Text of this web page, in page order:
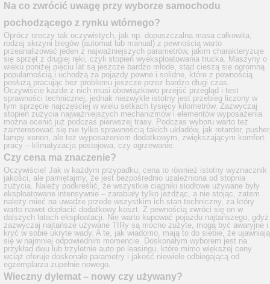
Na co zwrócić uwagę przy wyborze samochodu
pochodzącego z rynku wtórnego?
Oprócz rzeczy tak oczywistych, jak np. dopuszczalna masa całkowita,
rodzaj skrzyni biegów (automat lub manual) z pewnością warto
przeanalizować jeden z najważniejszych parametrów, jakim charakteryzuje
się sprzęt z drugiej ręki, czyli stopień wyeksploatowania trucka. Maszyny o
wieku poniżej pięciu lat są jeszcze bardzo młode, stąd cieszą się ogromną
popularnością i uchodzą za pojazdy pewne i solidne, które z pewnością
posłużą pracując bez problemu jeszcze przez bardzo długi czas.
Oczywiście każde z nich musi obowiązkowo przejść przegląd i test
sprawności technicznej, jednak niezwykle istotny jest przebieg liczony w
tym sprzęcie najczęściej w wielu setkach tysięcy kilometrów. Zazwyczaj
stopień zużycia najważniejszych mechanizmów i elementów wyposażenia
można ocenić już podczas pierwszej trasy. Podczas wyboru warto też
zainteresować się nie tylko sprawnością takich układów, jak retarder,
lampy xenon, ale też wyposażeniem dodatkowym, zwiększającym komfort
pracy – klimatyzacja postojowa, czy ogrzewanie.
Czy cena ma znaczenie?
Oczywiście! Jak w każdym przypadku, cena to również istotny wyznacznik
jakości, ale pamiętajmy, że jest bezpośrednio uzależniona od stopnia
zużycia. Należy podkreślić, że wszystkie ciągniki siodłowe używane były
eksploatowane intensywnie – zarabiały tylko jeżdżąc, a nie stojąc, zatem
należy mieć na uwadze przede wszystkim ich stan techniczny, za który
warto nawet dopłacić dodatkowy koszt. Z pewnością zwróci się on w
dalszych latach eksploatacji. Nie warto kupować pojazdu najtańszego, gdyż
zazwyczaj najtańsze używane TIRy są mocno zużyte, mogą być awaryjne i
kryć w sobie ukryte wady. A te, jak wiadomo, mają to do siebie, że ujawniają
się w najmniej odpowiednim momencie. Doskonałym wyborem jest na
przykład dwu lub trzyletnie auto po leasingu, które mimo większej ceny
wciąż oferuje doskonałe parametry i jakość niewiele odbiegającą od
egzemplarza zupełnie nowego.
Wieczny dylemat – nowy czy używany?